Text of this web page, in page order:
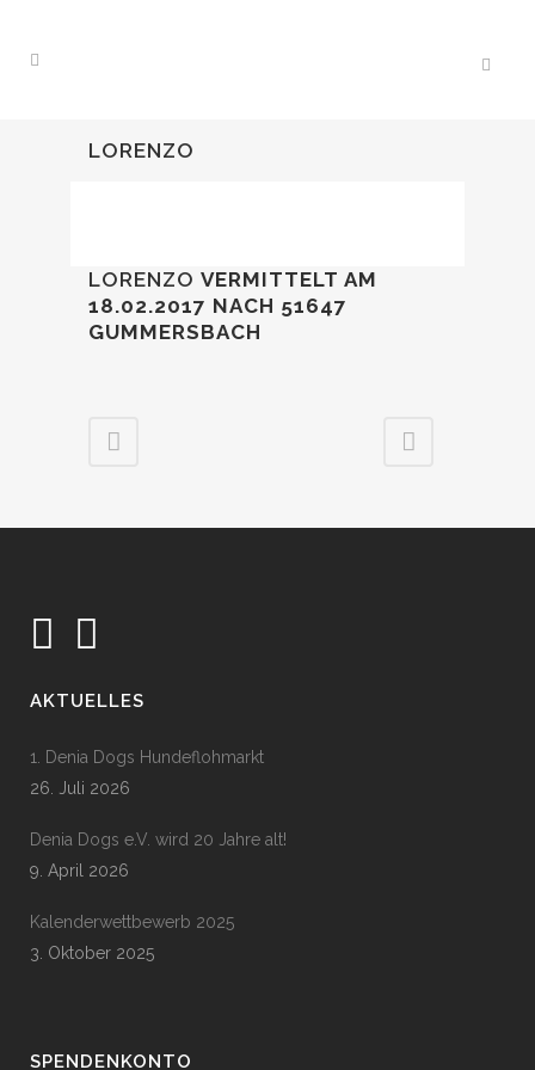
LORENZO
LORENZO VERMITTELT AM
18.02.2017 NACH 51647
GUMMERSBACH
AKTUELLES
1. Denia Dogs Hundeflohmarkt
26. Juli 2026
Denia Dogs e.V. wird 20 Jahre alt!
9. April 2026
Kalenderwettbewerb 2025
3. Oktober 2025
SPENDENKONTO